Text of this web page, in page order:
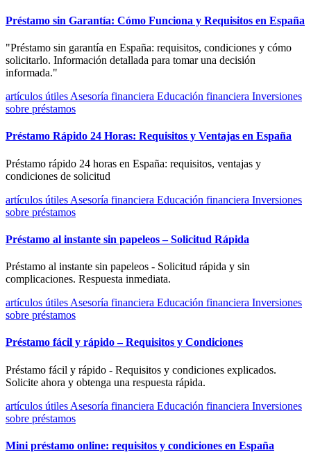
Préstamo sin Garantía: Cómo Funciona y Requisitos en España
"Préstamo sin garantía en España: requisitos, condiciones y cómo
solicitarlo. Información detallada para tomar una decisión
informada."
artículos útiles Asesoría financiera Educación financiera Inversiones
sobre préstamos
Préstamo Rápido 24 Horas: Requisitos y Ventajas en España
Préstamo rápido 24 horas en España: requisitos, ventajas y
condiciones de solicitud
artículos útiles Asesoría financiera Educación financiera Inversiones
sobre préstamos
Préstamo al instante sin papeleos – Solicitud Rápida
Préstamo al instante sin papeleos - Solicitud rápida y sin
complicaciones. Respuesta inmediata.
artículos útiles Asesoría financiera Educación financiera Inversiones
sobre préstamos
Préstamo fácil y rápido – Requisitos y Condiciones
Préstamo fácil y rápido - Requisitos y condiciones explicados.
Solicite ahora y obtenga una respuesta rápida.
artículos útiles Asesoría financiera Educación financiera Inversiones
sobre préstamos
Mini préstamo online: requisitos y condiciones en España